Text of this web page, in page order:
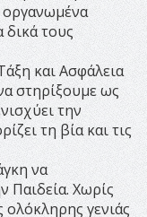
οργανωμένα
τους
και Ασφάλεια
στηρίξουμε ως
την
τη βία και τις
να
Παιδεία. Χωρίς
ολόκληρης γενιάς